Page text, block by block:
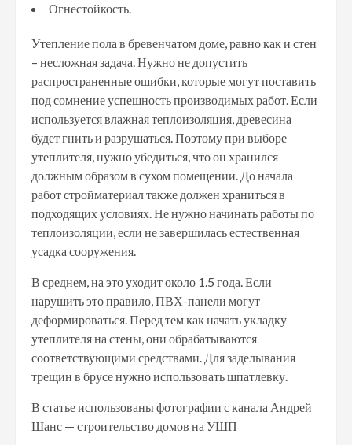
Огнестойкость.
Утепление пола в бревенчатом доме, равно как и стен
– несложная задача. Нужно не допустить
распространенные ошибки, которые могут поставить
под сомнение успешность производимых работ. Если
используется влажная теплоизоляция, древесина
будет гнить и разрушаться. Поэтому при выборе
утеплителя, нужно убедиться, что он хранился
должным образом в сухом помещении. До начала
работ стройматериал также должен храниться в
подходящих условиях. Не нужно начинать работы по
теплоизоляции, если не завершилась естественная
усадка сооружения.
В среднем, на это уходит около 1.5 года. Если
нарушить это правило, ПВХ-панели могут
деформироваться. Перед тем как начать укладку
утеплителя на стены, они обрабатываются
соответствующими средствами. Для заделывания
трещин в брусе нужно использовать шпатлевку.
В статье использованы фотографии с канала Андрей
Шанс — строительство домов на УШП